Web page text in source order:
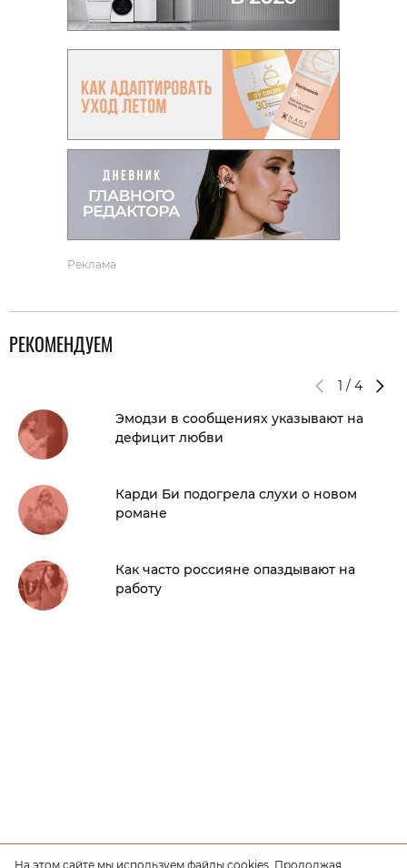
Реклама
РЕКОМЕНДУЕМ
1 / 4
Эмодзи в сообщениях указывают на
дефицит любви
Карди Би подогрела слухи о новом
романе
Как часто россияне опаздывают на
работу
На этом сайте мы используем файлы cookies. Продолжая